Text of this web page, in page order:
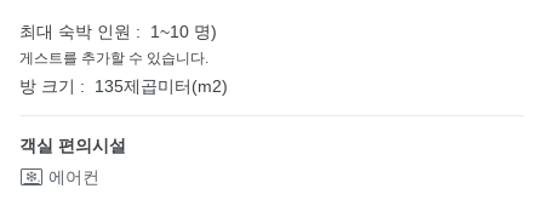
최대 숙박 인원 : 1~10 명)
게스트를 추가할 수 있습니다.
방 크기 : 135제곱미터(m2)
객실 편의시설
에어컨